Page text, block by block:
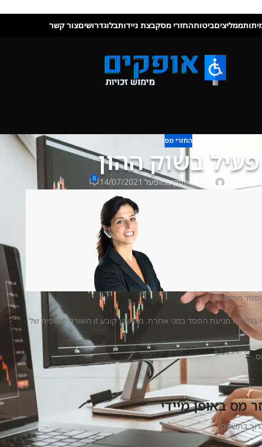
ממליציםביטוחהחזרי מסקבצת ניידותבלוגדרושיםצור קשר
החזרי מס
פעיל בשוק ההון
על ידי תו נכה אופקיםמופעל 14/07/2021 0
מוחלט.
בהכרח מניעת הפסד במני אחרת. מה שכן קובע זו השורה הסופית של
מס באופן מיידי
בתשלום